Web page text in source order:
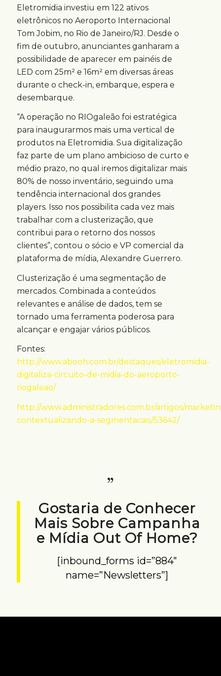
Eletromidia investiu em 122 ativos
eletrônicos no Aeroporto Internacional
Tom Jobim, no Rio de Janeiro/RJ. Desde o
fim de outubro, anunciantes ganharam a
possibilidade de aparecer em painéis de
LED com 25m² e 16m² em diversas áreas
durante o check-in, embarque, espera e
desembarque.
“A operação no RIOgaleão foi estratégica
para inaugurarmos mais uma vertical de
produtos na Eletromidia. Sua digitalização
faz parte de um plano ambicioso de curto e
médio prazo, no qual iremos digitalizar mais
80% de nosso inventário, seguindo uma
tendência internacional dos grandes
players. Isso nos possibilita cada vez mais
trabalhar com a clusterização, que
contribui para o retorno dos nossos
clientes”, contou o sócio e VP comercial da
plataforma de mídia, Alexandre Guerrero.
Clusterização é uma segmentação de
mercados. Combinada a conteúdos
relevantes e análise de dados, tem se
tornado uma ferramenta poderosa para
alcançar e engajar vários públicos.
Fontes:
http://www.abooh.com.br/destaques/eletromidia-
digitaliza-circuito-de-midia-do-aeroporto-
riogaleao/
http://www.administradores.com.br/artigos/
contextualizando-a-segmentacao/53642/
Gostaria de Conhecer
Mais Sobre Campanha
e Mídia Out Of Home?
[inbound_forms id=”884″
name=”Newsletters”]